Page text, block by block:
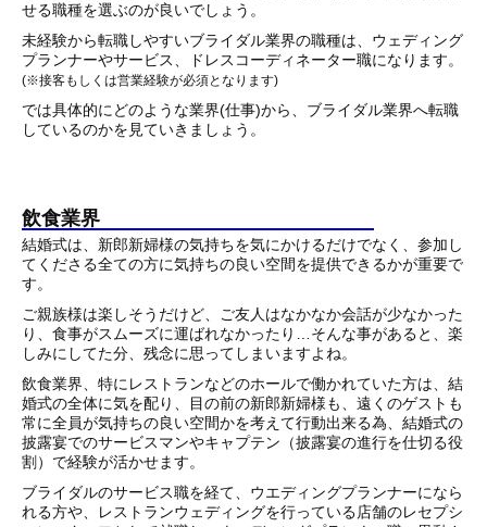
せる職種を選ぶのが良いでしょう。
未経験から転職しやすいブライダル業界の職種は、ウェディング
プランナーやサービス、ドレスコーディネーター職になります。
(※接客もしくは営業経験が必須となります)
では具体的にどのような業界(仕事)から、ブライダル業界へ転職
しているのかを見ていきましょう。
飲食業界
結婚式は、新郎新婦様の気持ちを気にかけるだけでなく、参加し
てくださる全ての方に気持ちの良い空間を提供できるかが重要で
す。
ご親族様は楽しそうだけど、ご友人はなかなか会話が少なかった
り、食事がスムーズに運ばれなかったり…そんな事があると、楽
しみにしてた分、残念に思ってしまいますよね。
飲食業界、特にレストランなどのホールで働かれていた方は、結
婚式の全体に気を配り、目の前の新郎新婦様も、遠くのゲストも
常に全員が気持ちの良い空間かを考えて行動出来る為、結婚式の
披露宴でのサービスマンやキャプテン（披露宴の進行を仕切る役
割）で経験が活かせます。
ブライダルのサービス職を経て、ウエディングプランナーになら
れる方や、レストランウェディングを行っている店舗のレセプシ